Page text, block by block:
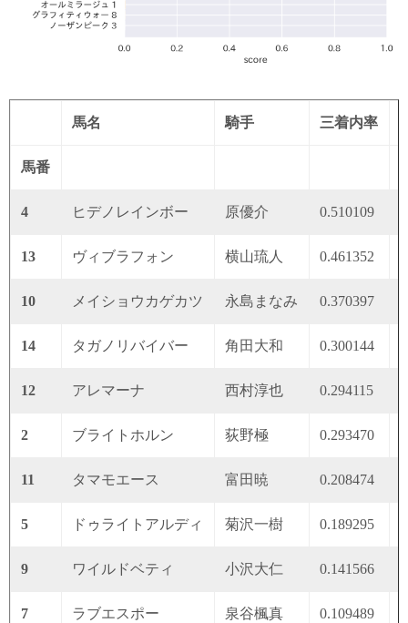
馬名 騎手 三着内率
馬番
4 ヒデノレインボー 原優介 0.510109
13 ヴィブラフォン 横山琉人 0.461352
10 メイショウカゲカツ 永島まなみ 0.370397
14 タガノリバイバー 角田大和 0.300144
12 アレマーナ 西村淳也 0.294115
2 ブライトホルン 荻野極 0.293470
11 タマモエース 富田暁 0.208474
5 ドゥライトアルディ 菊沢一樹 0.189295
9 ワイルドベティ 小沢大仁 0.141566
7 ラブエスポー 泉谷楓真 0.109489